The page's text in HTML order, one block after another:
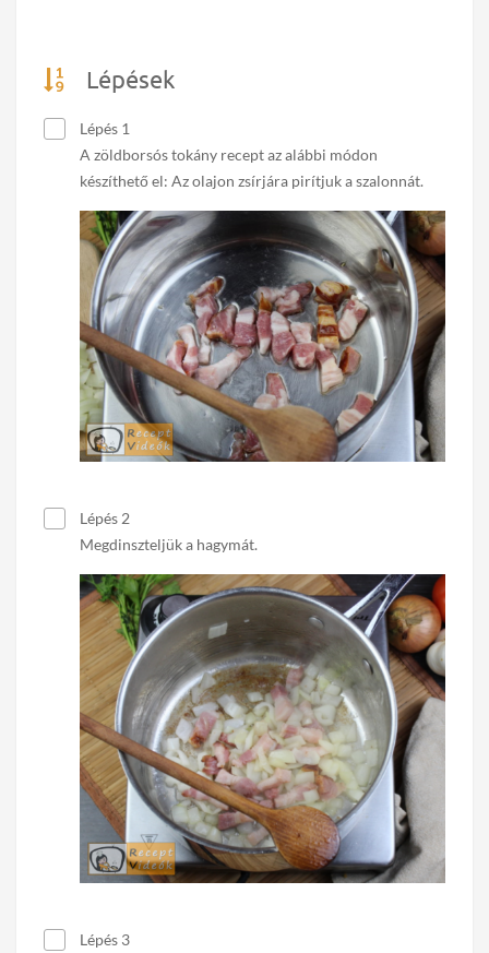
Lépések
Lépés 1
A zöldborsós tokány recept az alábbi módon
készíthető el: Az olajon zsírjára pirítjuk a szalonnát.
Lépés 2
Megdinszteljük a hagymát.
Lépés 3